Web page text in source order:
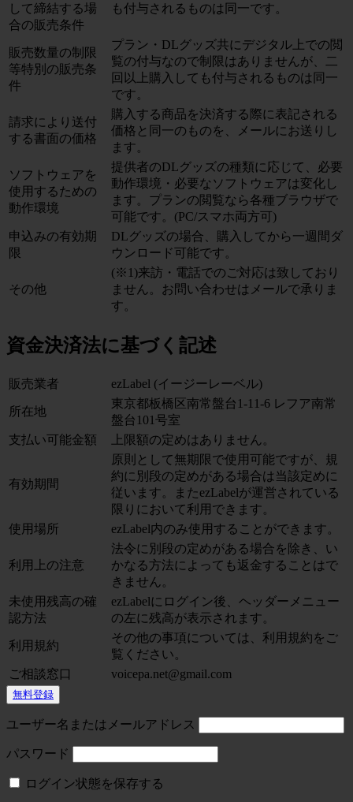
して締結する場
合の販売条件
も付与されるものは同一です。
販売数量の制限
等特別の販売条
件
プラン・DLグッズ共にデジタル上での閲
覧の付与なので制限はありませんが、二
回以上購入しても付与されるものは同一
です。
請求により送付
する書面の価格
購入する商品を決済する際に表記される
価格と同一のものを、メールにお送りし
ます。
ソフトウェアを
使用するための
動作環境
提供者のDLグッズの種類に応じて、必要
動作環境・必要なソフトウェアは変化し
ます。プランの閲覧なら各種ブラウザで
可能です。(PC/スマホ両方可)
申込みの有効期
限
DLグッズの場合、購入してから一週間ダ
ウンロード可能です。
その他
(※1)来訪・電話でのご対応は致しており
ません。お問い合わせはメールで承りま
す。
資金決済法に基づく記述
販売業者 ezLabel (イージーレーベル)
所在地
東京都板橋区南常盤台1-11-6 レフア南常
盤台101号室
支払い可能金額
上限額の定めはありません。
有効期間
原則として無期限で使用可能ですが、規
約に別段の定めがある場合は当該定めに
従います。またezLabelが運営されている
限りにおいて利用できます。
使用場所
ezLabel内のみ使用することができます。
利用上の注意
法令に別段の定めがある場合を除き、い
かなる方法によっても返金することはで
きません。
未使用残高の確
認方法
ezLabelにログイン後、ヘッダーメニュー
の左に残高が表示されます。
利用規約
その他の事項については、利用規約をご
覧ください。
ご相談窓口
voicepa.net@gmail.com
無料登録
ユーザー名またはメールアドレス
パスワード
ログイン状態を保存する